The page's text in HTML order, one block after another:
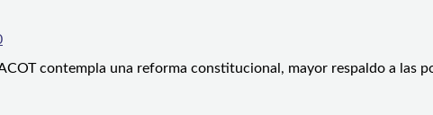
contempla una reforma constitucional, mayor respaldo a las